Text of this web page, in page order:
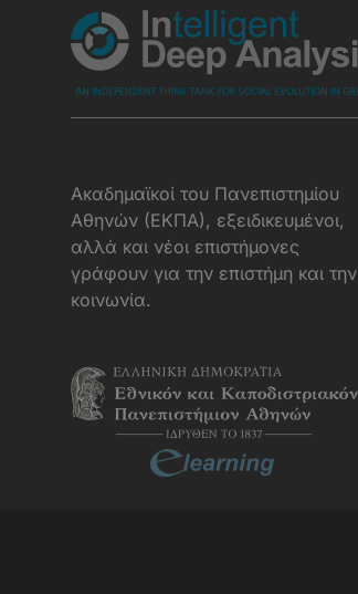
Aκαδημαϊκοί του Πανεπιστημίου
Αθηνών (ΕΚΠΑ), εξειδικευμένοι,
αλλά και νέοι επιστήμονες
γράφουν για την επιστήμη και την
κοινωνία.